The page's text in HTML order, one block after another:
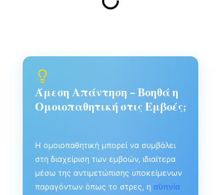
Άμεση Απάντηση – Βοηθά η
Ομοιοπαθητική στις Εμβοές;
Η ομοιοπαθητική μπορεί να συμβάλει
στη διαχείριση των εμβοών, ιδιαίτερα
μέσω της αντιμετώπισης υποκείμενων
παραγόντων όπως το στρες, η αϋπνία